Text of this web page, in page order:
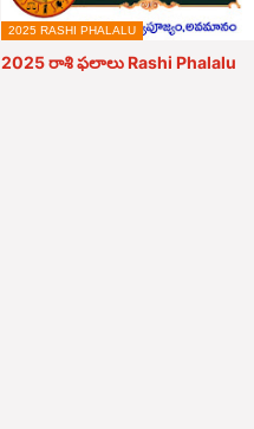
2025 RASHI PHALALU
2025 రాశి ఫలాలు Rashi Phalalu